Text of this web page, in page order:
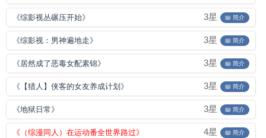
《综影视丛碾压开始》 3星 📖 简介
《综影视：男神遍地走》 3星 📖 简介
《居然成了恶毒女配素锦》 3星 📖 简介
《【猎人】侠客的女友养成计划》 3星 📖 简介
《地狱日常》 3星 📖 简介
《（综漫同人）在运动番全世界路过》 4星 📖 简介